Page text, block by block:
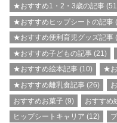
★おすすめ1・2・3歳の記事
★おすすめヒップシートの記事
★おすすめ便利育児グッズ記事
★おすすめ子どもの記事 (21)
★おすすめ絵本記事 (10) ★お
★おすすめ離乳食記事 (26)
おすすめお菓子 (9) おすすめ
ヒップシートキャリア (12)